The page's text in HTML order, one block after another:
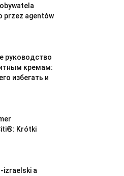
przez agentów
руководство
кремам:
избегать и
Krótki
izraelski a